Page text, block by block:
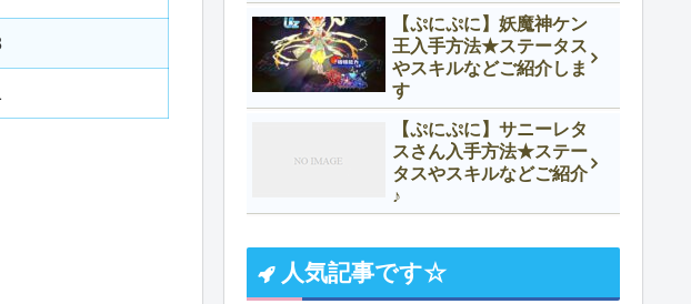
【ぷにぷに】妖魔神ケン
王入手方法★ステータス
やスキルなどご紹介しま
す
【ぷにぷに】サニーレタ
スさん入手方法★ステー
タスやスキルなどご紹介
♪
人気記事です☆